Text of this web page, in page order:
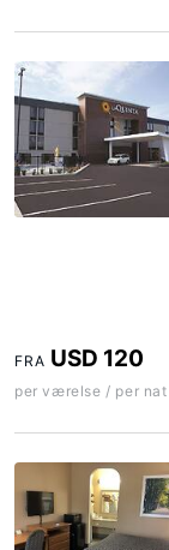
FRA USD 120
per værelse / per nat